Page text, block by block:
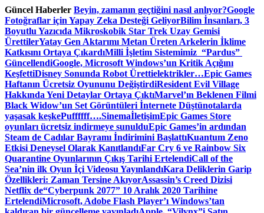
Skip
to
content
Güncel Haberler Beyin, zamanın geçtiğini nasıl anlıyor?Google
Fotoğraflar için Yapay Zeka Desteği GeliyorBilim İnsanları, 3
Boyutlu Yazıcıda Mikroskobik Star Trek Uzay Gemisi
ÜrettilerYatay Gen Aktarımı Metan Üreten Arkelerin İklime
Katkısını Ortaya ÇıkardıMilli İşletim Sistemimiz “Pardus”
GüncellendiGoogle, Microsoft Windows’un Kritik Açığını
KeşfettiDisney Sonunda Robot Ürettielektrikler…Epic Games
Haftanın Ücretsiz Oyununu DeğiştirdiResident Evil Village
Hakkında Yeni Detaylar Ortaya ÇıktıMarvel’ın Beklenen Filmi
Black Widow’un Set Görüntüleri İnternete Düştünotalarda
yaşasak keşkePuffffff….SinemaİletişimEpic Games Store
oyunları ücretsiz indirmeye sunulduEpic Games’in ardından
Steam de Cadılar Bayramı İndirimini BaşlattıKuantum Zeno
Etkisi Deneysel Olarak KanıtlandıFar Cry 6 ve Rainbow Six
Quarantine Oyunlarının Çıkış Tarihi ErtelendiCall of the
Sea’nin ilk Oyun İçi Videosu YayınlandıKara Deliklerin Garip
Özellikleri: Zaman Tersine AkıyorAssassin’s Creed Dizisi
Netflix de“Cyberpunk 2077” 10 Aralık 2020 Tarihine
ErtelendiMicrosoft, Adobe Flash Player’ı Windows’tan